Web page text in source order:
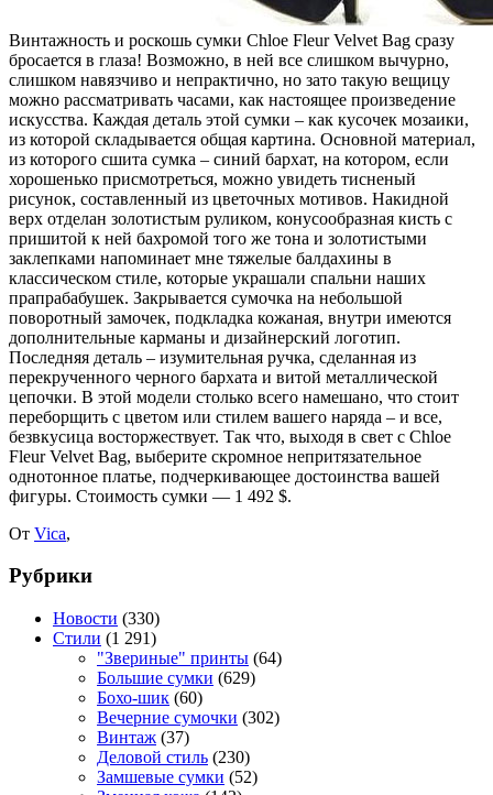
Винтажность и роскошь сумки Chloe Fleur Velvet Bag сразу
бросается в глаза! Возможно, в ней все слишком вычурно,
слишком навязчиво и непрактично, но зато такую вещицу
можно рассматривать часами, как настоящее произведение
искусства. Каждая деталь этой сумки – как кусочек мозаики,
из которой складывается общая картина. Основной материал,
из которого сшита сумка – синий бархат, на котором, если
хорошенько присмотреться, можно увидеть тисненый
рисунок, составленный из цветочных мотивов. Накидной
верх отделан золотистым руликом, конусообразная кисть с
пришитой к ней бахромой того же тона и золотистыми
заклепками напоминает мне тяжелые балдахины в
классическом стиле, которые украшали спальни наших
прапрабабушек. Закрывается сумочка на небольшой
поворотный замочек, подкладка кожаная, внутри имеются
дополнительные карманы и дизайнерский логотип.
Последняя деталь – изумительная ручка, сделанная из
перекрученного черного бархата и витой металлической
цепочки. В этой модели столько всего намешано, что стоит
переборщить с цветом или стилем вашего наряда – и все,
безвкусица восторжествует. Так что, выходя в свет с Chloe
Fleur Velvet Bag, выберите скромное непритязательное
однотонное платье, подчеркивающее достоинства вашей
фигуры. Стоимость сумки — 1 492 $.
От Vica,
Рубрики
Новости (330)
Стили (1 291)
"Звериные" принты (64)
Большие сумки (629)
Бохо-шик (60)
Вечерние сумочки (302)
Винтаж (37)
Деловой стиль (230)
Замшевые сумки (52)